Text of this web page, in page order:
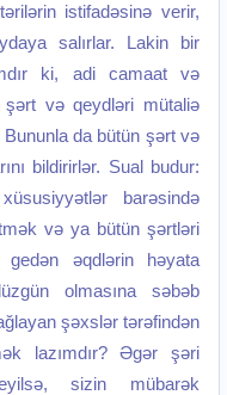
istifadəsinə verir,
salırlar. Lakin bir
ki, adi camaat və
şərt və qeydləri mütaliə
da bütün şərt və
bildirirlər. Sual budur:
barəsində
və ya bütün şərtləri
əqdlərin həyata
olmasına səbəb
şəxslər tərəfindən
lazımdır? Əgər şəri
sizin mübarək